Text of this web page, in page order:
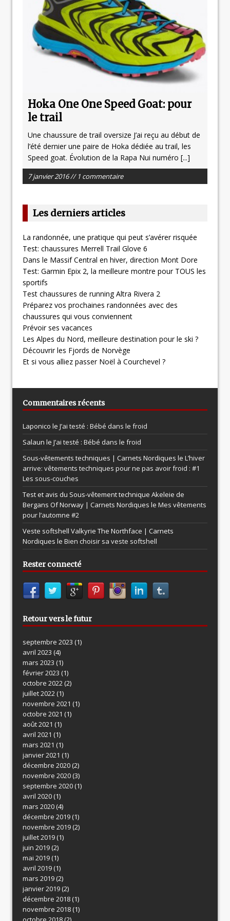
Hoka One One Speed Goat: pour
le trail
Une chaussure de trail oversize J’ai reçu au début de
l’été dernier une paire de Hoka dédiée au trail, les
Speed goat. Évolution de la Rapa Nui numéro [...]
7 janvier 2016 // 1 commentaire
Les derniers articles
La randonnée, une pratique qui peut s’avérer risquée
Test: chaussures Merrell Trail Glove 6
Dans le Massif Central en hiver, direction Mont Dore
Test: Garmin Epix 2, la meilleure montre pour TOUS les
sportifs
Test chaussures de running Altra Rivera 2
Préparez vos prochaines randonnées avec des
chaussures qui vous conviennent
Prévoir ses vacances
Les Alpes du Nord, meilleure destination pour le ski ?
Découvrir les Fjords de Norvège
Et si vous alliez passer Noël à Courchevel ?
Commentaires récents
Laponico le J’ai testé : Bébé dans le froid
Salaun le J’ai testé : Bébé dans le froid
Sous-vêtements techniques | Carnets Nordiques le L’hiver
arrive: vêtements techniques pour ne pas avoir froid : #1
Les sous-couches
Test et avis du Sous-vêtement technique Akeleie de
Bergans Of Norway | Carnets Nordiques le Mes vêtements
pour l’automne #2
Veste softshell Valkyrie The Northface | Carnets
Nordiques le Bien choisir sa veste softshell
Rester connecté
Retour vers le futur
septembre 2023 (1)
avril 2023 (4)
mars 2023 (1)
février 2023 (1)
octobre 2022(2)
juillet 2022(1)
novembre 2021 (1)
octobre 2021 (1)
août 2021 (1)
avril 2021 (1)
mars 2021 (1)
janvier 2021 (1)
décembre 2020(2)
novembre 2020(3)
septembre 2020(1)
avril 2020(1)
mars 2020(4)
décembre 2019(1)
novembre 2019(2)
juillet 2019(1)
juin 2019(2)
mai 2019(1)
avril 2019(1)
mars 2019(2)
janvier 2019(2)
décembre 2018(1)
novembre 2018(1)